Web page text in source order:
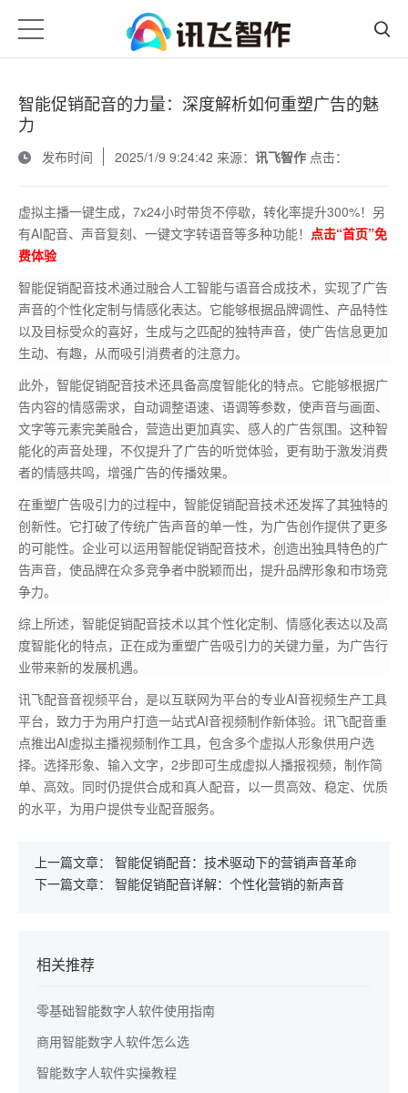
智能促销配音的力量：深度解析如何重塑广告的魅
力
发布时间
2025/1/9 9:24:42 来源： 讯飞智作 点击：
虚拟主播一键生成，7x24小时带货不停歇，转化率提升300%！另
有AI配音、声音复刻、一键文字转语音等多种功能！ 点击“首页”免
费体验
智能促销配音技术通过融合人工智能与语音合成技术，实现了广告
声音的个性化定制与情感化表达。它能够根据品牌调性、产品特性
以及目标受众的喜好，生成与之匹配的独特声音，使广告信息更加
生动、有趣，从而吸引消费者的注意力。
此外，智能促销配音技术还具备高度智能化的特点。它能够根据广
告内容的情感需求，自动调整语速、语调等参数，使声音与画面、
文字等元素完美融合，营造出更加真实、感人的广告氛围。这种智
能化的声音处理，不仅提升了广告的听觉体验，更有助于激发消费
者的情感共鸣，增强广告的传播效果。
在重塑广告吸引力的过程中，智能促销配音技术还发挥了其独特的
创新性。它打破了传统广告声音的单一性，为广告创作提供了更多
的可能性。企业可以运用智能促销配音技术，创造出独具特色的广
告声音，使品牌在众多竞争者中脱颖而出，提升品牌形象和市场竞
争力。
综上所述，智能促销配音技术以其个性化定制、情感化表达以及高
度智能化的特点，正在成为重塑广告吸引力的关键力量，为广告行
业带来新的发展机遇。
讯飞配音音视频平台，是以互联网为平台的专业AI音视频生产工具
平台，致力于为用户打造一站式AI音视频制作新体验。讯飞配音重
点推出AI虚拟主播视频制作工具，包含多个虚拟人形象供用户选
择。选择形象、输入文字，2步即可生成虚拟人播报视频，制作简
单、高效。同时仍提供合成和真人配音，以一贯高效、稳定、优质
的水平，为用户提供专业配音服务。
上一篇文章： 智能促销配音：技术驱动下的营销声音革命
下一篇文章： 智能促销配音详解：个性化营销的新声音
相关推荐
零基础智能数字人软件使用指南
商用智能数字人软件怎么选
智能数字人软件实操教程